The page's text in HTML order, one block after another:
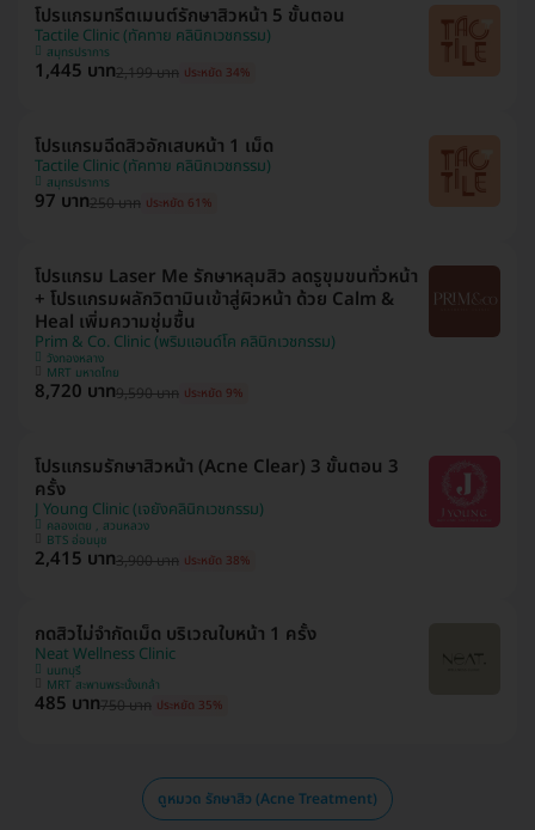
โปรแกรมทรีตเมนต์รักษาสิวหน้า 5 ขั้นตอน
Tactile Clinic (ทัคทาย คลินิกเวชกรรม)
สมุทรปราการ
1,445 บาท2,199 บาท ประหยัด 34%
โปรแกรมฉีดสิวอักเสบหน้า 1 เม็ด
Tactile Clinic (ทัคทาย คลินิกเวชกรรม)
สมุทรปราการ
97 บาท250 บาท ประหยัด 61%
โปรแกรม Laser Me รักษาหลุมสิว ลดรูขุมขนทั่วหน้า
+ โปรแกรมผลักวิตามินเข้าสู่ผิวหน้า ด้วย Calm &
Heal เพิ่มความชุ่มชื้น
Prim & Co. Clinic (พริมแอนด์โค คลินิกเวชกรรม)
วังทองหลาง
MRT มหาดไทย
8,720 บาท9,590 บาท ประหยัด 9%
โปรแกรมรักษาสิวหน้า (Acne Clear) 3 ขั้นตอน 3
ครั้ง
J Young Clinic (เจยังคลินิกเวชกรรม)
คลองเตย , สวนหลวง
BTS อ่อนนุช
2,415 บาท3,900 บาท ประหยัด 38%
กดสิวไม่จำกัดเม็ด บริเวณใบหน้า 1 ครั้ง
Neat Wellness Clinic
นนทบุรี
MRT สะพานพระนั่งเกล้า
485 บาท750 บาท ประหยัด 35%
ดูหมวด รักษาสิว (Acne Treatment)